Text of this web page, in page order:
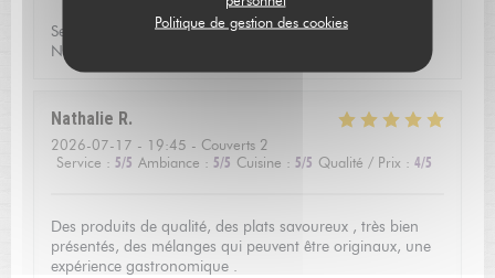
Politique de gestion des cookies
Service excellent, la qualité du repas était exceptionnel.
Nous avons passé une soirée très agréable!
Nathalie R
2026-07-17 - 19:45 - Couverts 2
Service : 5/5 Ambiance : 5/5 Cuisine : 5/5 Qualité / Prix : 4/5
Des produits de qualité, des plats savoureux , très bien
présentés, des mélanges qui peuvent être originaux, une
expérience gastronomique .